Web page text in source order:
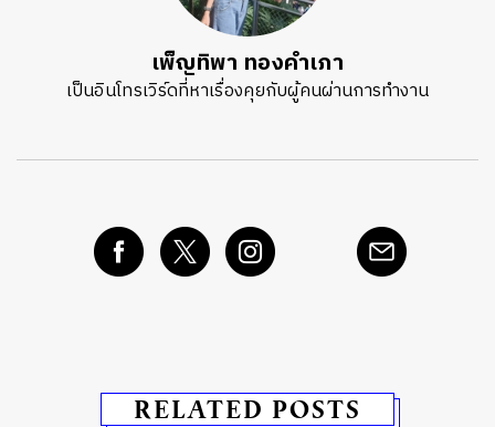
เพ็ญทิพา ทองคำเภา
เป็นอินโทรเวิร์ดที่หาเรื่องคุยกับผู้คนผ่านการทำงาน
RELATED POSTS